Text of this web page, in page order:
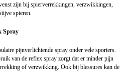
zijn bij spierverrekkingen, verzwikkingen,
spieren.
Spray
pijnverlichtende spray onder vele sporters.
van de reflex spray zorgt dat er minder pijn
of verzwikking. Ook bij blessures kan de